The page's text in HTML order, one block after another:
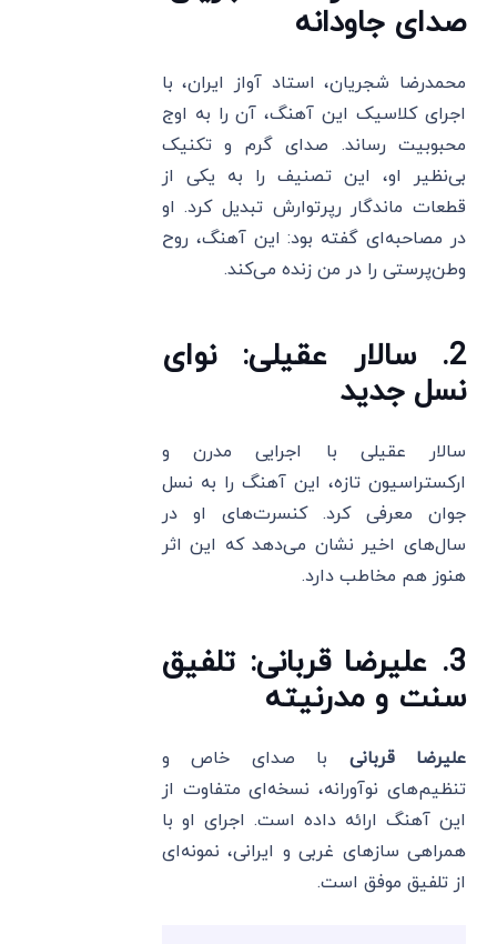
صدای جاودانه
محمدرضا شجریان، استاد آواز ایران، با
اجرای کلاسیک این آهنگ، آن را به اوج
محبوبیت رساند. صدای گرم و تکنیک
بی‌نظیر او، این تصنیف را به یکی از
قطعات ماندگار رپرتوارش تبدیل کرد. او
در مصاحبه‌ای گفته بود: این آهنگ، روح
وطن‌پرستی را در من زنده می‌کند.
2. سالار عقیلی: نوای
نسل جدید
سالار عقیلی با اجرایی مدرن و
ارکستراسیون تازه، این آهنگ را به نسل
جوان معرفی کرد. کنسرت‌های او در
سال‌های اخیر نشان می‌دهد که این اثر
هنوز هم مخاطب دارد.
3. علیرضا قربانی: تلفیق
سنت و مدرنیته
علیرضا قربانی با صدای خاص و
تنظیم‌های نوآورانه، نسخه‌ای متفاوت از
این آهنگ ارائه داده است. اجرای او با
همراهی سازهای غربی و ایرانی، نمونه‌ای
از تلفیق موفق است.